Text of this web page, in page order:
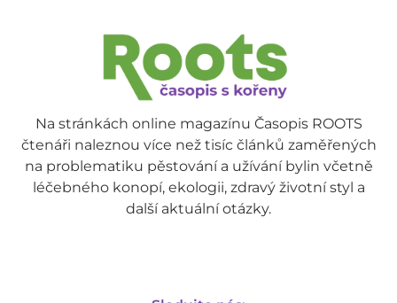
Na stránkách online magazínu Časopis ROOTS
čtenáři naleznou více než tisíc článků zaměřených
na problematiku pěstování a užívání bylin včetně
léčebného konopí, ekologii, zdravý životní styl a
další aktuální otázky.